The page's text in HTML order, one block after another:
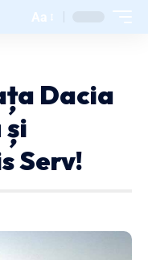
Aa
Dacia
și
Serv!